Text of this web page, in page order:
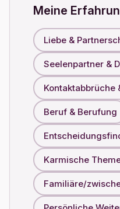
Meine
Liebe &
Seelenpartner &
Kontaktabbrüche
Beruf & Berufung
Karmische
Familiäre/